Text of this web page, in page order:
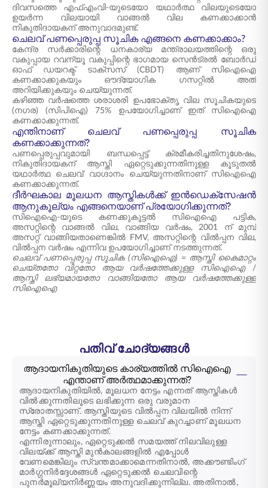
ദിവസത്തെ എഫ്എംവി-യുടെയോ യഥാർത്ഥ വിലയുടെയോ
ഉയർന്ന വിലയായി വാങ്ങൽ വില കണക്കാക്കാൻ
നികുതിദായകന് അനുവാദമുണ്ട്.
ചെലവ് പണപ്പെരുപ്പ സൂചിക എങ്ങനെ കണക്കാക്കാം?
കേന്ദ്ര സർക്കാരിന്റെ ധനകാര്യ മന്ത്രാലയത്തിന്റെ ഒരു
വകുപ്പായ റവന്യൂ വകുപ്പിന്റെ ഭാഗമായ സെൻട്രൽ ബോർഡ്
ഓഫ് ഡയറക്ട് ടാക്സസ് (CBDT) ആണ് സിഐഐ
കണക്കാക്കുകയും ഔദ്യോഗിക ഗസറ്റിൽ അത്
അറിയിക്കുകയും ചെയ്യുന്നത്.
കഴിഞ്ഞ വർഷത്തെ ശരാശരി ഉപഭോക്തൃ വില സൂചികയുടെ
(നഗര) (സിപിഐ) 75% ഉപയോഗിച്ചാണ് ഇത് സിഐഐ
കണക്കാക്കുന്നത്.
എന്തിനാണ് ചെലവ് പണപ്പെരുപ്പ സൂചിക
കണക്കാക്കുന്നത്?
പണപ്പെരുപ്പവുമായി ബന്ധപ്പെട്ട് ക്രമീകരിച്ചതിനുശേഷം,
നികുതിദായകന് ആസ്തി ഏറ്റെടുക്കുന്നതിനുള്ള കൂടുതൽ
യഥാർത്ഥ ചെലവ് വാഗ്ദാനം ചെയ്യുന്നതിനാണ് സിഐഐ
കണക്കാക്കുന്നത്.
ദീർഘകാല മൂലധന ആസ്തികൾക്ക് ഇൻഡെക്സേഷൻ
ആനുകൂല്യം എങ്ങനെയാണ് പ്രയോഗിക്കുന്നത്?
സിഐഐ-യുടെ കണക്കുകൂട്ടൽ സിഐഐ പട്ടിക,
അസറ്റിന്റെ വാങ്ങൽ വില, വാങ്ങിയ വർഷം, 2001 ന് മുമ്പ്
അസറ്റ് വാങ്ങിയതാണെങ്കിൽ FMV, അസറ്റിന്റെ വിൽപ്പന വില,
വിൽപ്പന വർഷം എന്നിവ ഉപയോഗിച്ചാണ് നടത്തുന്നത്.
ചെലവ് പണപ്പെരുപ്പ സൂചിക (സിഐഐ) = ആസ്തി കൈമാറ്റം
ചെയ്തതോ വിറ്റതോ ആയ വർഷത്തേക്കുള്ള സിഐഐ/
ആസ്തി ലഭ്യമായതോ വാങ്ങിയതോ ആയ വർഷത്തേക്കുള്ള
സിഐഐ
പതിവ് ചോദ്യങ്ങൾ
ആദായനികുതിയുടെ കാര്യത്തിൽ സിഐഐ
എന്താണ് അർത്ഥമാക്കുന്നത്?
ആദായനികുതിയിൽ, മൂലധന നേട്ടം എന്നത് ആസ്തികൾ
വിൽക്കുന്നതിലൂടെ ലഭിക്കുന്ന ഒരു വരുമാന
സ്രോതസ്സാണ്. ആസ്തിയുടെ വിൽപ്പന വിലയിൽ നിന്ന്
ആസ്തി ഏറ്റെടുക്കുന്നതിനുള്ള ചെലവ് കുറച്ചാണ് മൂലധന
നേട്ടം കണക്കാക്കുന്നത്.
എന്നിരുന്നാലും, ഏറ്റെടുക്കൽ സമയത്ത് നിലവിലുള്ള
വിലയ്ക്ക് ആസ്തി മുൻകാലങ്ങളിൽ എപ്പോൾ
വേണമെങ്കിലും സ്വന്തമാക്കാമെന്നതിനാൽ, അക്കൗണ്ടിംഗ്
മാർഗ്ഗനിർദ്ദേശങ്ങൾ ഏറ്റെടുക്കൽ ചെലവിന്റെ
പുനർമൂല്യനിർണ്ണയം അനുവദിക്കുന്നില്ല. അതിനാൽ,